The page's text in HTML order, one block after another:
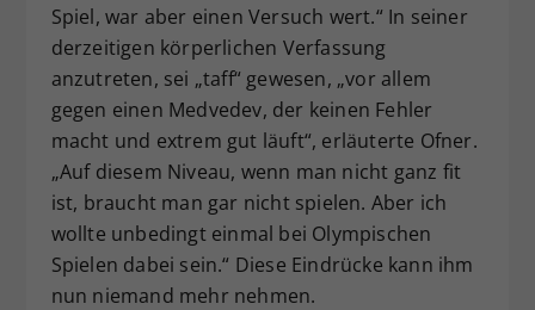
Spiel, war aber einen Versuch wert.“ In seiner
derzeitigen körperlichen Verfassung
anzutreten, sei „taff“ gewesen, „vor allem
gegen einen Medvedev, der keinen Fehler
macht und extrem gut läuft“, erläuterte Ofner.
„Auf diesem Niveau, wenn man nicht ganz fit
ist, braucht man gar nicht spielen. Aber ich
wollte unbedingt einmal bei Olympischen
Spielen dabei sein.“ Diese Eindrücke kann ihm
nun niemand mehr nehmen.